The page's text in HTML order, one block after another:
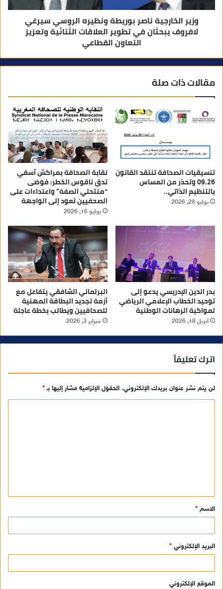
وزير الخارجية ناصر بوريطة ونظيره الروسي سيرغي
لافروف يبحثان في تطوير العلاقات الثنائية وتعزيز
التعاون القطاعي
مقالات ذات صلة
تنسيقيات الصحافة تنتقد القانون
09.26 وتحذر من المساس
بالتنظيم الذاتي..
يوليو 28, 2026
نقابة الصحافة بمراكش آسفي
تدق ناقوس الخطر: فوضى
“منتحلي الصفة” واعتداءات على
الصحفيين تعود إلى الواجهة
يوليو 16, 2026
بدر الدين الإدريسي يدعو إلى
توحيد الخطاب الإعلامي الرياضي
لمواكبة الرهانات الوطنية
أبريل 18, 2026
البرلماني الشافقي يتفاعل مع
أزمة تجديد البطاقة المهنية
للصحافيين ويطالب بخطة عاجلة
فبراير 3, 2026
اترك تعليقاً
لن يتم نشر عنوان بريدك الإلكتروني. الحقول الإلزامية مشار إليها بـ*
ق
*
الاسم *
البريد الإلكتروني *
الموقع الإلكتروني